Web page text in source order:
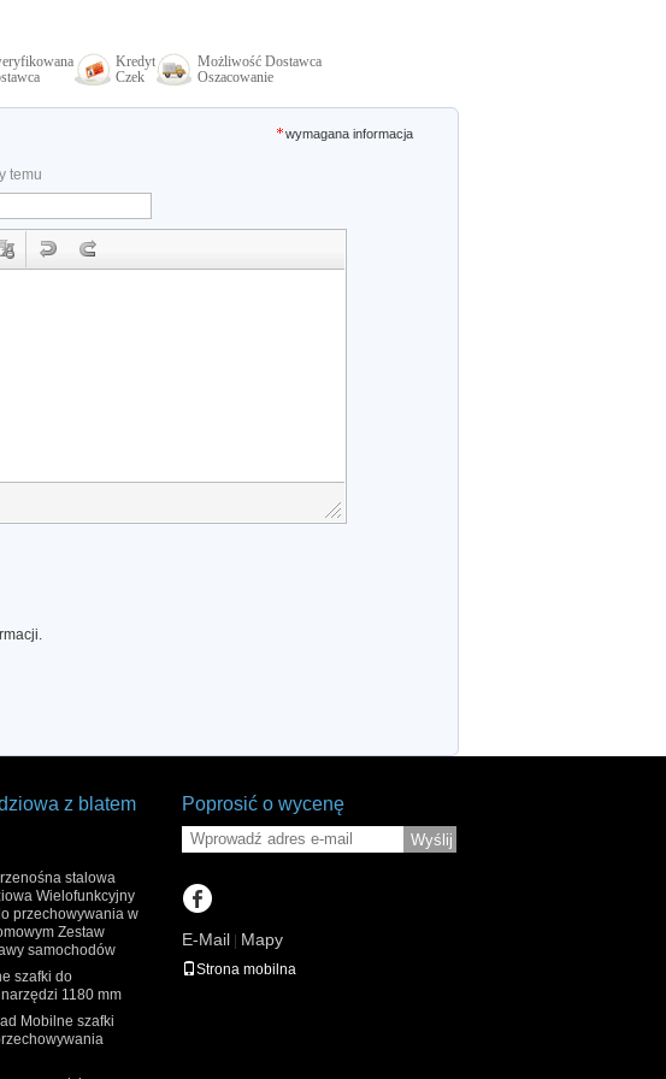
Kredyt
Czek
Możliwość Dostawca
Oszacowanie
wymagana informacja
temu
z blatem
stalowa
Wielofunkcyjny
przechowywania w
Zestaw
samochodów
szafki do
1180 mm
Mobilne szafki
Poprosić o wycenę
Wyślij
E-Mail Mapy
Strona mobilna